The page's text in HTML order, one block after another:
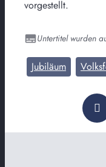
vorgestellt.
Untertitel wurden
Jubiläum